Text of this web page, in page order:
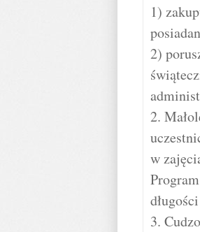
1)
2)
2.
w
3.